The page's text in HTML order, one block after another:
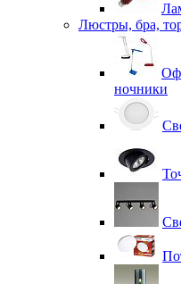
Люстры, бра,
ночники